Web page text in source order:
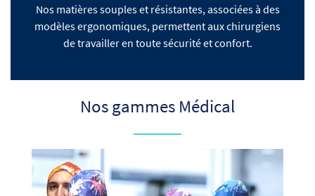
Nos matières souples et résistantes, associées à des
modèles ergonomiques, permettent aux chirurgiens
de travailler en toute sécurité et confort.
Nos gammes Médical